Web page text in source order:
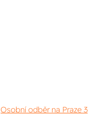
Osobní odběr na Praze 3